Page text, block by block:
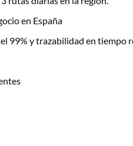
en España
99% y trazabilidad en tiempo